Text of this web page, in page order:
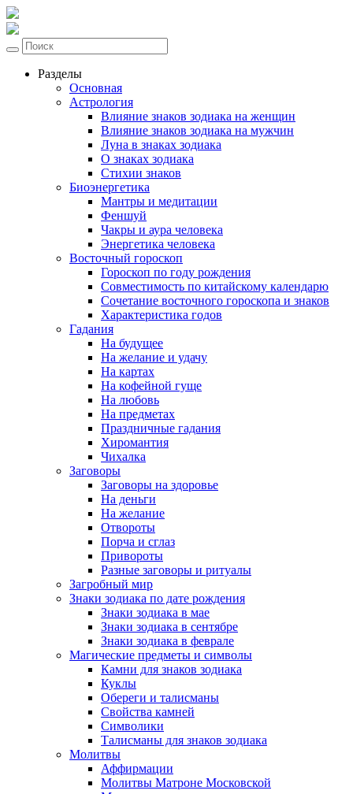
Разделы
Основная
Астрология
Влияние знаков зодиака на женщин
Влияние знаков зодиака на мужчин
Луна в знаках зодиака
О знаках зодиака
Стихии знаков
Биоэнергетика
Мантры и медитации
Феншуй
Чакры и аура человека
Энергетика человека
Восточный гороскоп
Гороскоп по году рождения
Совместимость по китайскому календарю
Сочетание восточного гороскопа и знаков
Характеристика годов
Гадания
На будущее
На желание и удачу
На картах
На кофейной гуще
На любовь
На предметах
Праздничные гадания
Хиромантия
Чихалка
Заговоры
Заговоры на здоровье
На деньги
На желание
Отвороты
Порча и сглаз
Привороты
Разные заговоры и ритуалы
Загробный мир
Знаки зодиака по дате рождения
Знаки зодиака в мае
Знаки зодиака в сентябре
Знаки зодиака в феврале
Магические предметы и символы
Камни для знаков зодиака
Куклы
Обереги и талисманы
Свойства камней
Символики
Талисманы для знаков зодиака
Молитвы
Аффирмации
Молитвы Матроне Московской